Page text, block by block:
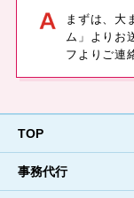
まずは、⼤
ム」よりお
フよりご連
TOP
事務代⾏